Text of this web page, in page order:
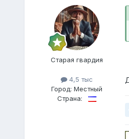
Старая гвардия
4,5 тыс
Город: Местный
Страна: